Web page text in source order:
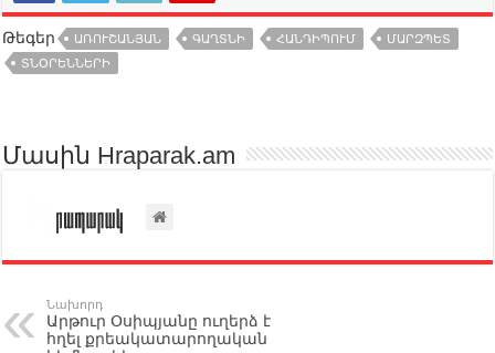
Թեգեր ԱՌՈՒՇԱՆՅԱՆ ԳԱՂՏՆԻ ՀԱՆԴԻՊՈՒՄ
ՄԱՐԶՊԵՏ
ՏՆՕՐԵՆՆԵՐԻ
Մասին Hraparak.am
Նախորդ
Արթուր Օսիպյանը ուղերձ է
հղել քրեակատարողական